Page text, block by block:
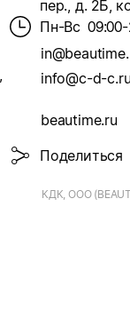
пер., д. 2Б,
Пн-Вс
info@c-d-
beautime.ru
Поделиться
КДК, ООО